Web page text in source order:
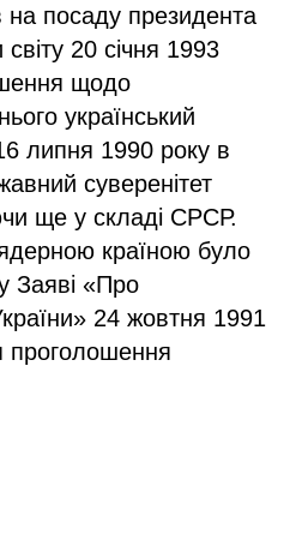
на посаду президента
20 січня 1993
щодо
український
липня 1990 року в
суверенітет
ще у складі СРСР.
країною було
Заяві «Про
24 жовтня 1991
проголошення